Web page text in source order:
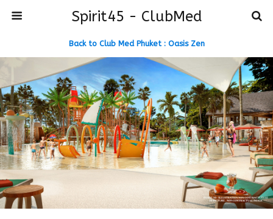
Spirit45 - ClubMed
Back to Club Med Phuket : Oasis Zen